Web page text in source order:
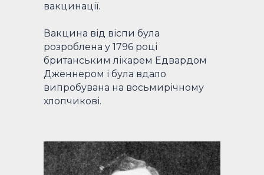
вакцинації.
Вакцина від віспи була
розроблена у 1796 році
британським лікарем Едвардом
Дженнером і була вдало
випробувана на восьмирічному
хлопчикові.